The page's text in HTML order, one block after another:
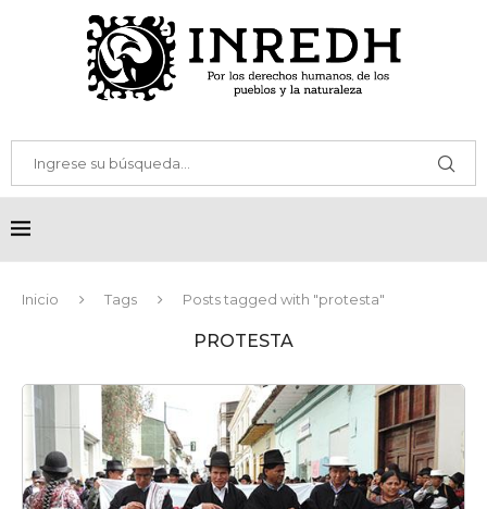
Inicio Tags Posts tagged with "protesta"
PROTESTA